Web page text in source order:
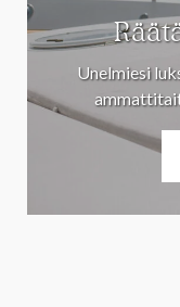
Unelmiesi